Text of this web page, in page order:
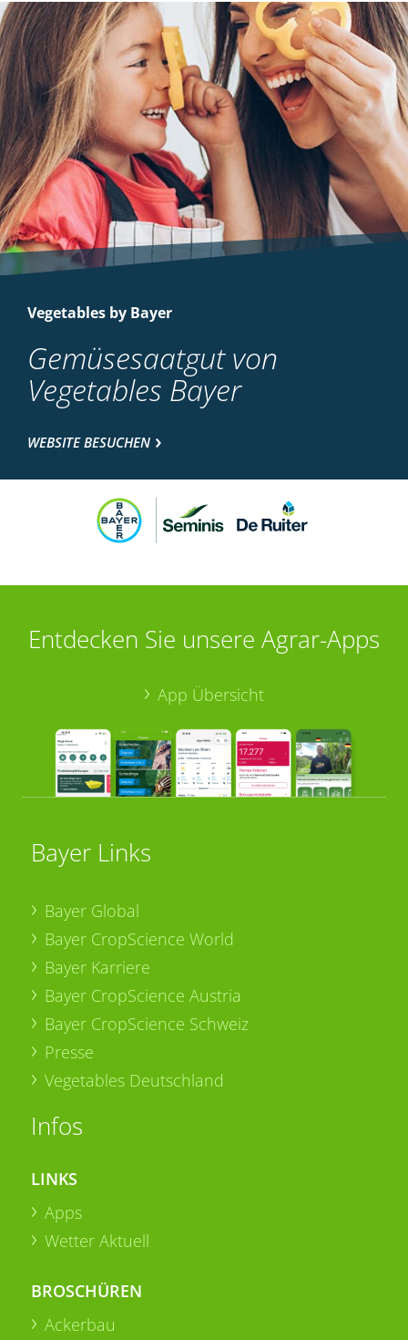
Vegetables by Bayer
Gemüsesaatgut von
Vegetables Bayer
WEBSITE BESUCHEN
Entdecken Sie unsere Agrar-Apps
App Übersicht
Bayer Links
Bayer Global
Bayer CropScience World
Bayer Karriere
Bayer CropScience Austria
Bayer CropScience Schweiz
Presse
Vegetables Deutschland
Infos
LINKS
Apps
Wetter Aktuell
BROSCHÜREN
Ackerbau